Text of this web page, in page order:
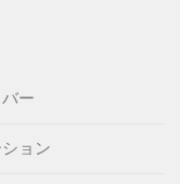
ー
ョン